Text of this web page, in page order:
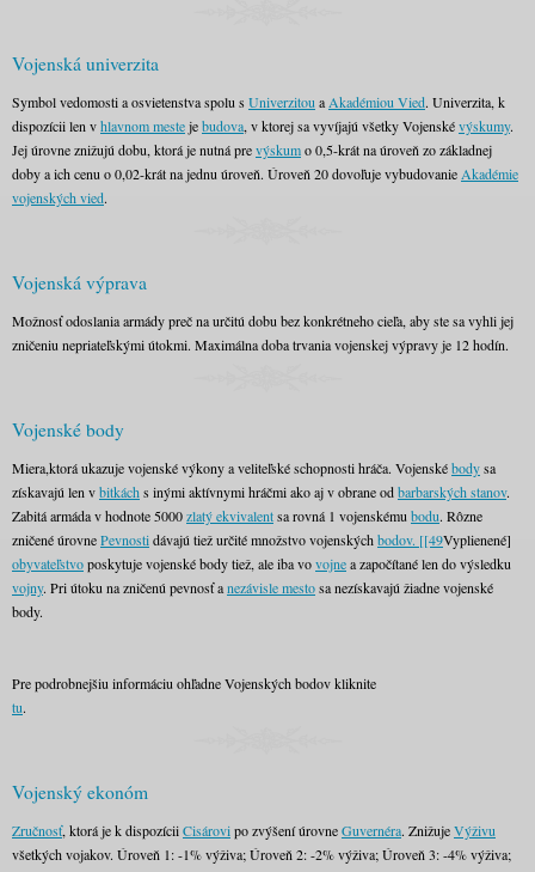
Vojenská univerzita
Symbol vedomosti a osvietenstva spolu s Univerzitou a Akadémiou Vied. Univerzita, k
dispozícii len vhlavnom mestejebudova, v ktorej sa vyvíjajú všetky Vojenskévýskumy.
Jej úrovne znižujú dobu, ktorá je nutná prevýskumo 0,5-krát na úroveň zo základnej
doby a ich cenu o 0,02-krát na jednu úroveň. Úroveň 20 dovoľuje vybudovanie Akadémie
vojenských vied.
Vojenská výprava
Možnosť odoslania armády preč na určitú dobu bez konkrétneho cieľa, aby ste sa vyhli jej
zničeniu nepriateľskými útokmi. Maximálna doba trvania vojenskej výpravy je 12 hodín.
Vojenské body
Miera,ktorá ukazuje vojenské výkony a veliteľské schopnosti hráča. Vojenskébodysa
získavajú len vbitkách s inými aktívnymi hráčmi ako aj v obrane odbarbarských stanov.
Zabitá armáda v hodnote 5000zlatý ekvivalentsa rovná 1 vojenskému bodu. Rôzne
zničené úrovnePevnostidávajú tiež určité množstvo vojenskýchbodov. [[49Vyplienené]
obyvateľstvoposkytuje vojenské body tiež, ale iba vovojnea započítané len do výsledku
vojny. Pri útoku na zničenú pevnosť anezávisle mestosa nezískavajú žiadne vojenské
body.
Pre podrobnejšiu informáciu ohľadne Vojenských bodov kliknite
tu.
Vojenský ekonóm
Zručnosť, ktorá je k dispozíciiCisárovipo zvýšení úrovneGuvernéra. ZnižujeVýživu
všetkých vojakov. Úroveň 1: -1% výživa; Úroveň 2: -2% výživa; Úroveň 3: -4% výživa;